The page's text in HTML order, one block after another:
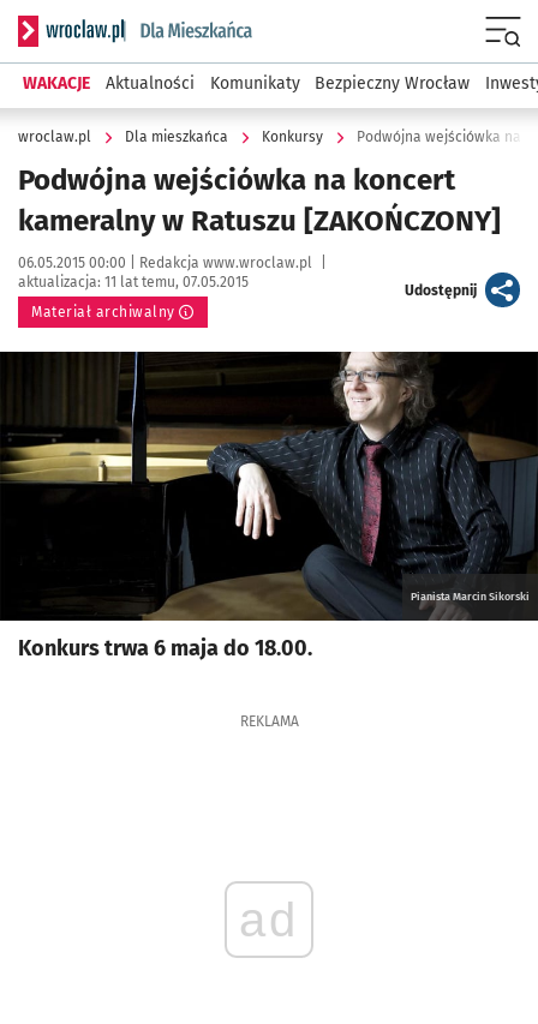
Serwis informacyjny wroclaw.pl podserwis: Dla mieszkańca
WAKACJE Aktualności Komunikaty Bezpieczny Wrocław
wroclaw.pl Dla mieszkańca Konkursy Podwójna wejściówka na
Podwójna wejściówka na koncert
kameralny w Ratuszu [ZAKOŃCZONY]
Data publikacji:
06.05.2015 00:00 | Autor:
Redakcja www.wroclaw.pl
aktualizacja: 11 lat temu, 07.05.2015
Materiał archiwalny
Udostępnijartykuł
Kliknij, aby powiększyć
Pianista Marcin Sikorski
Konkurs trwa 6 maja do 18.00.
REKLAMA
ad